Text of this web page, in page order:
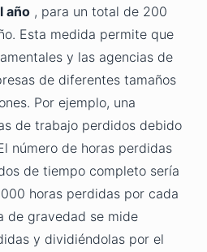
año , para un total de 200
Esta medida permite que
y las agencias de
de diferentes tamaños
Por ejemplo, una
de trabajo perdidos debido
número de horas perdidas
de tiempo completo sería
horas perdidas por cada
de gravedad se mide
y dividiéndolas por el